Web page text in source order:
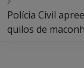
Polícia Civil
quilos de